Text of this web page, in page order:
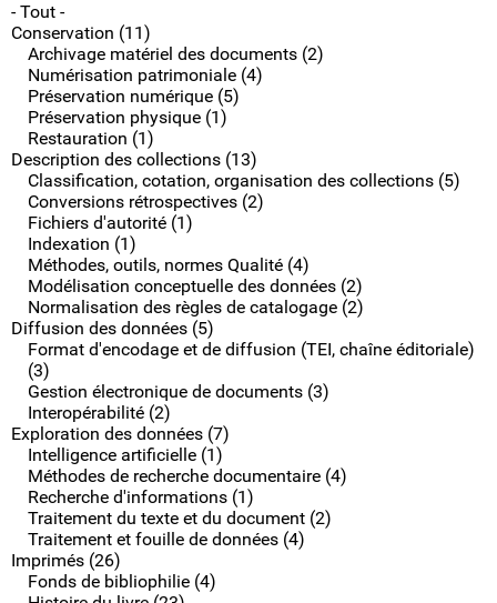
- Tout -
Conservation (11)
Archivage matériel des documents (2)
Numérisation patrimoniale (4)
Préservation numérique (5)
Préservation physique (1)
Restauration (1)
Description des collections (13)
Classification, cotation, organisation des collections (5)
Conversions rétrospectives (2)
Fichiers d'autorité (1)
Indexation (1)
Méthodes, outils, normes Qualité (4)
Modélisation conceptuelle des données (2)
Normalisation des règles de catalogage (2)
Diffusion des données (5)
Format d'encodage et de diffusion (TEI, chaîne éditoriale)
(3)
Gestion électronique de documents (3)
Interopérabilité (2)
Exploration des données (7)
Intelligence artificielle (1)
Méthodes de recherche documentaire (4)
Recherche d'informations (1)
Traitement du texte et du document (2)
Traitement et fouille de données (4)
Imprimés (26)
Fonds de bibliophilie (4)